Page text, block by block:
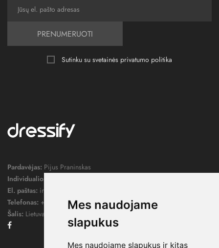
Mes naudojame
slapukus
Mes naudojame slapukus ir kitas
PRENUMERUOTI
Sutinku su svetainės privatumo politika
Pardavėjas: Pijus Praninskas
Individualios veiklos pažymos nr.:
El. paštas: info@dressify.lt
Telefonas: +370 676 78578
Šalis: Lietuva